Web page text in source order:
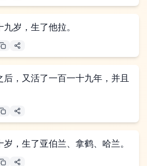
岁，生了他拉。
后，又活了一百一十九年，并且
，生了亚伯兰、拿鹤、哈兰。